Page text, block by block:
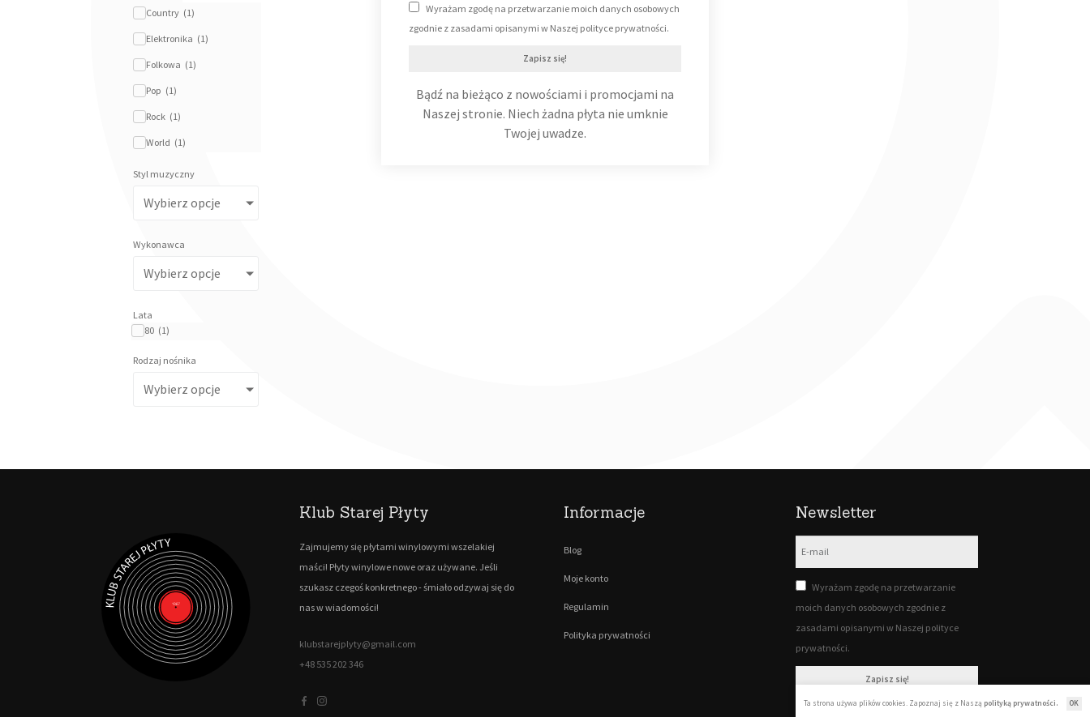
Country (1)
Elektronika (1)
Folkowa (1)
Pop (1)
Rock (1)
World (1)
Styl muzyczny
Wybierz opcje
Wykonawca
Wybierz opcje
Lata
80 (1)
Rodzaj nośnika
Wybierz opcje
Klub Starej Płyty
Zajmujemy się płytami winylowymi wszelakiej
maści! Płyty winylowe nowe oraz używane. Jeśli
szukasz czegoś konkretnego - śmiało odzywaj się do
nas w wiadomości!
klubstarejplyty@gmail.com
+48 535 202 346
Informacje
Blog
Moje konto
Regulamin
Polityka prywatności
Newsletter
Wyrażam zgodę na przetwarzanie
moich danych osobowych zgodnie z
zasadami opisanymi w Naszej polityce
prywatności.
Zapisz się!
Ta strona używa plików cookies. Zapoznaj się z Naszą polityką prywatności. OK
Wyrażam zgodę na przetwarzanie moich danych osobowych
zgodnie z zasadami opisanymi w Naszej polityce prywatności.
Zapisz się!
Bądź na bieżąco z nowościami i promocjami na
Naszej stronie. Niech żadna płyta nie umknie
Twojej uwadze.